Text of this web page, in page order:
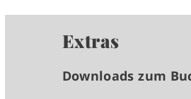
Extras
Downloads zum